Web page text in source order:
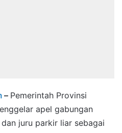
– Pemerintah Provinsi
apel gabungan
juru parkir liar sebagai